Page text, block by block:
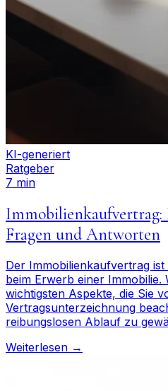
KI-generiert
Ratgeber
7 min
Fragen und Antworten
Der Immobilienkaufvertrag
beim Erwerb einer Immobilie.
wichtigsten Aspekte, die Sie
Vertragsunterzeichnung
reibungslosen Ablauf zu
Weiterlesen →